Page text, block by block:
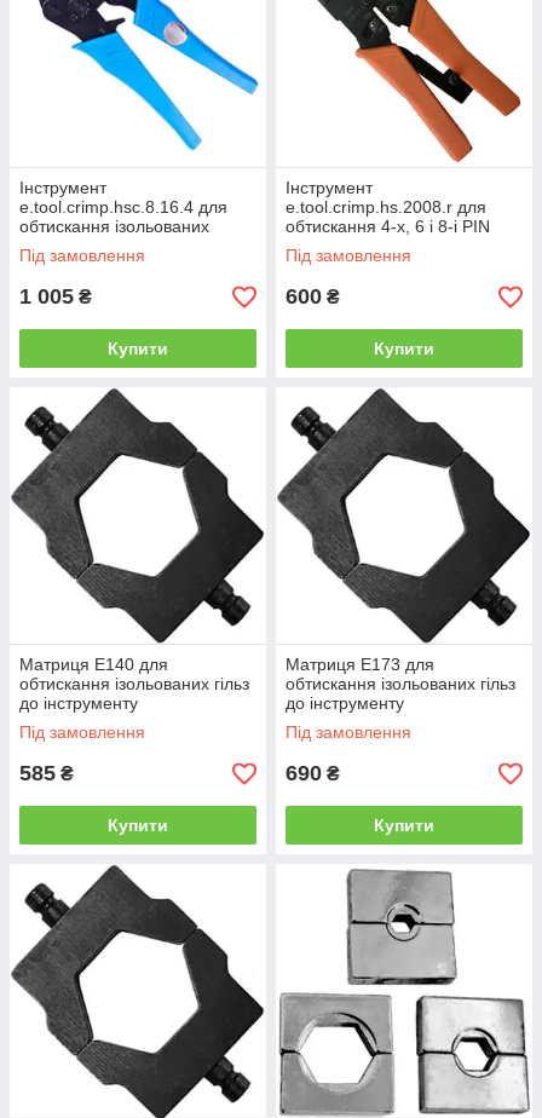
Інструмент
e.tool.crimp.hsc.8.16.4 для
обтискання ізольованих
наконечників 6-16 кв.мм
Під замовлення
1 005 ₴
Купити
Інструмент
e.tool.crimp.hs.2008.r для
обтискання 4-х, 6 і 8-і PIN
конекторів
Під замовлення
600 ₴
Купити
Матриця Е140 для
обтискання ізольованих гільз
до інструменту
e.tool.crimp.jt.150 і
e.tool.crimp.hydr.4.150
Під замовлення
585 ₴
Купити
Матриця Е173 для
обтискання ізольованих гільз
до інструменту
e.tool.crimp.jt.150 і
e.tool.crimp.hydr.4.150
Під замовлення
690 ₴
Купити